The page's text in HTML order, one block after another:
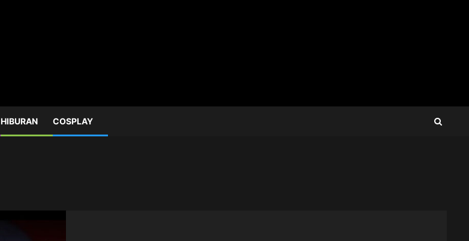
HIBURAN COSPLAY